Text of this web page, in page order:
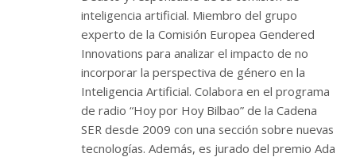
inteligencia artificial. Miembro del grupo
experto de la Comisión Europea Gendered
Innovations para analizar el impacto de no
incorporar la perspectiva de género en la
Inteligencia Artificial. Colabora en el programa
de radio “Hoy por Hoy Bilbao” de la Cadena
SER desde 2009 con una sección sobre nuevas
tecnologías. Además, es jurado del premio Ada